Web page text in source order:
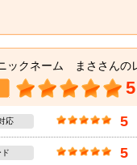
ックネーム まささんの
5
応 5
5